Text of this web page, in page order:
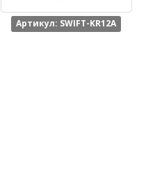
Артикул: SWIFT-KR12A